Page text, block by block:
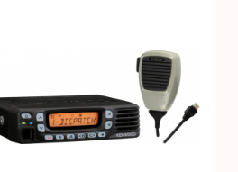
купить в 1 клик